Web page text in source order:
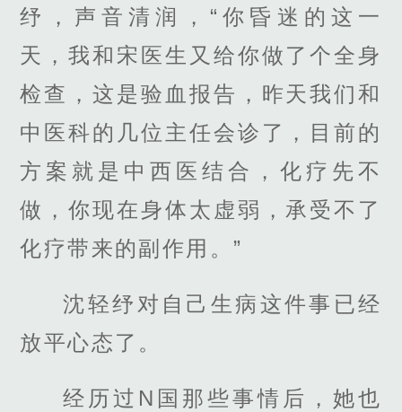
纾，声音清润，“你昏迷的这一
天，我和宋医生又给你做了个全身
检查，这是验血报告，昨天我们和
中医科的几位主任会诊了，目前的
方案就是中西医结合，化疗先不
做，你现在身体太虚弱，承受不了
化疗带来的副作用。”
沈轻纾对自己生病这件事已经
放平心态了。
经历过N国那些事情后，她也